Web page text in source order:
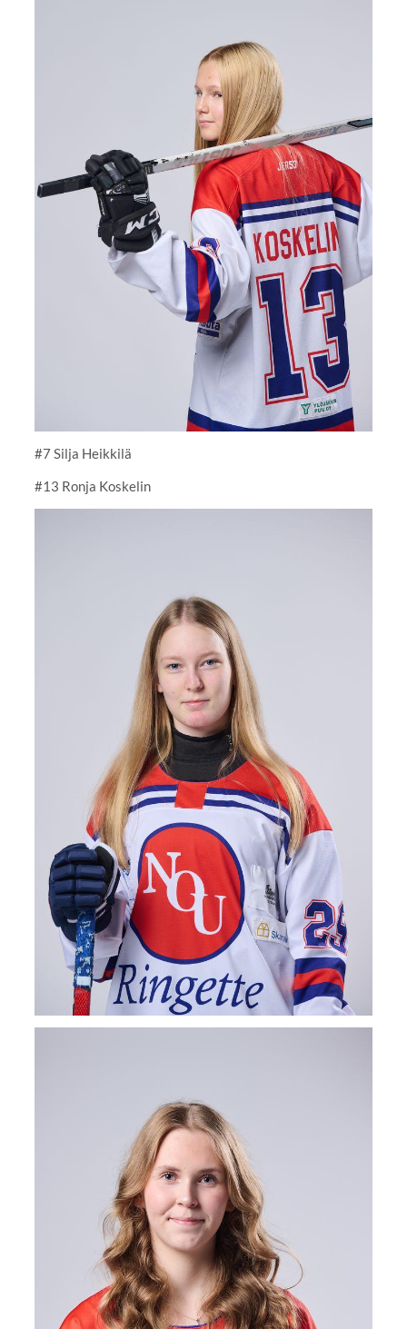
#7 Silja Heikkilä
#13 Ronja Koskelin